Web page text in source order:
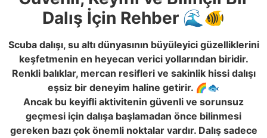
Dalış İçin Rehber 🌊🐠
Scuba dalışı, su altı dünyasının büyüleyici güzelliklerini
keşfetmenin en heyecan verici yollarından biridir.
Renkli balıklar, mercan resifleri ve sakinlik hissi dalışı
eşsiz bir deneyim haline getirir. 🌈🐟
Ancak bu keyifli aktivitenin güvenli ve sorunsuz
geçmesi için dalışa başlamadan önce bilinmesi
gereken bazı çok önemli noktalar vardır. Dalış sadece